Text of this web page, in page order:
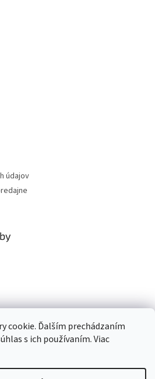
cookie. Ďalším prechádzaním
s ich používaním. Viac
údajov
Vytvoril Shoptet